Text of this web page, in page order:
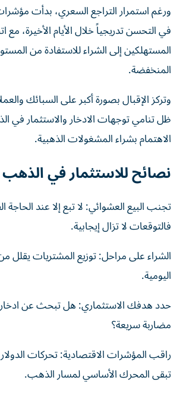
ورغم استمرار التراجع السعري، بدأت
في التحسن تدريجياً خلال الأيام الأخيرة،
المستهلكين إلى الشراء للاستفادة من
المنخفضة.
وتركز الإقبال بصورة أكبر على السبائك
ظل تنامي توجهات الادخار والاستثمار في
الاهتمام بشراء المشغولات الذهبية.
نصائح للاستثمار في الذهب
تجنب البيع العشوائي: لا تبع إلا عند الحاجة
فالتوقعات لا تزال إيجابية.
الشراء على مراحل: توزيع المشتريات يقلل
اليومية.
حدد هدفك الاستثماري: هل تبحث عن
مضاربة سريعة؟
راقب المؤشرات الاقتصادية: تحركات الدولار
تبقى المحرك الأساسي لمسار الذهب.